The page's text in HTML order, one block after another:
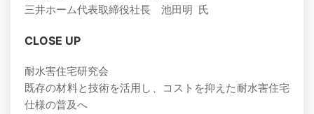
三井ホーム代表取締役社長 池田明 氏
CLOSE UP
耐水害住宅研究会
既存の材料と技術を活用し、コストを抑えた耐水害住宅
仕様の普及へ